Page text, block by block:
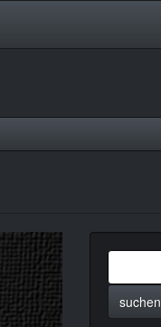
suchen